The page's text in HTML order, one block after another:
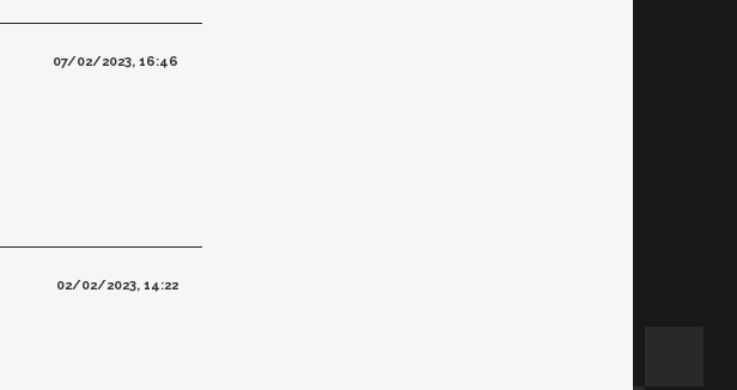
07/02/2023, 16:46
02/02/2023, 14:22